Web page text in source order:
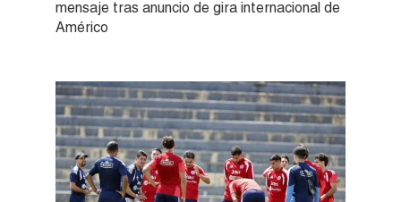
mensaje tras anuncio de gira internacional de
Américo